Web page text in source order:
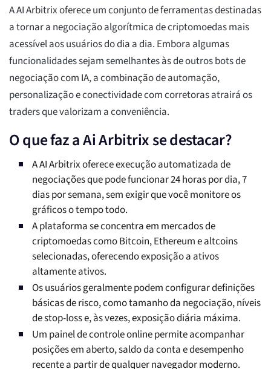
A AI Arbitrix oferece um conjunto de ferramentas destinadas
a tornar a negociação algorítmica de criptomoedas mais
acessível aos usuários do dia a dia. Embora algumas
funcionalidades sejam semelhantes às de outros bots de
negociação com IA, a combinação de automação,
personalização e conectividade com corretoras atrairá os
traders que valorizam a conveniência.
O que faz a Ai Arbitrix se destacar?
A AI Arbitrix oferece execução automatizada de
negociações que pode funcionar 24 horas por dia, 7
dias por semana, sem exigir que você monitore os
gráficos o tempo todo.
A plataforma se concentra em mercados de
criptomoedas como Bitcoin, Ethereum e altcoins
selecionadas, oferecendo exposição a ativos
altamente ativos.
Os usuários geralmente podem configurar definições
básicas de risco, como tamanho da negociação, níveis
de stop-loss e, às vezes, exposição diária máxima.
Um painel de controle online permite acompanhar
posições em aberto, saldo da conta e desempenho
recente a partir de qualquer navegador moderno.